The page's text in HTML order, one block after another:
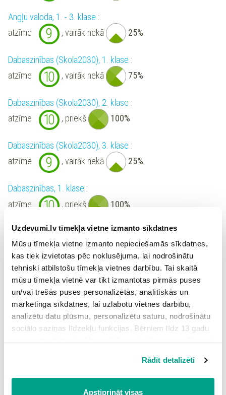
Uzdevumi.lv tīmekļa vietne izmanto sīkdatnes
Mūsu tīmekļa vietne izmanto nepieciešamās sīkdatnes,
kas tiek izvietotas pēc noklusējuma, lai nodrošinātu
tehniski atbilstošu tīmekļa vietnes darbību. Tai skaitā
mūsu tīmekļa vietnē var tikt izmantotas pirmās puses
un/vai trešās puses personalizētās, analītiskās un
mārketinga sīkdatnes, lai uzlabotu vietnes darbību,
analizētu datu plūsmu, personalizētu saturu, nodrošinātu
sociālo saziņas līdzekļu funkcijas. Bērniem līdz 13 gadu
Spiežot uz pogas “Apstiprināt visas”, Jūs piekrītat visām
sīkdatnēm, kas atrodas šajā tīmekļa vietnē, ieskaitot
trešo pušu mārketinga sīkdatnes. Spiežot uz pogas
Rādīt detalizēti
Apstiprināt visas
Angļu valoda, 1. - 3. klase :
atzīme
9 , vairāk nekā 25%
Dabaszinības (Skola2030), 1. klase :
atzīme
10 , vairāk nekā 75%
Dabaszinības (Skola2030), 2. klase :
atzīme
10 , priekš 100%
Dabaszinības (Skola2030), 3. klase :
atzīme
9 , vairāk nekā 25%
Dabaszinības, 1. klase :
atzīme
10 , priekš 100%
Dabaszinības, 2. klase :
atzīme
10 , priekš 100%
Datorika (Skola2030), 1. klase:
atzīme
10 , priekš 100%
Datorika (Skola2030), 2. klase :
atzīme
10 , priekš 100%
atzīme
10 , priekš 100%